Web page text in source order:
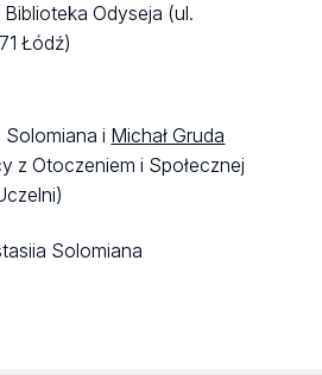
Odyseja (ul.
Łódź)
Solomiana i Michał Gruda
z Otoczeniem i Społecznej
Solomiana